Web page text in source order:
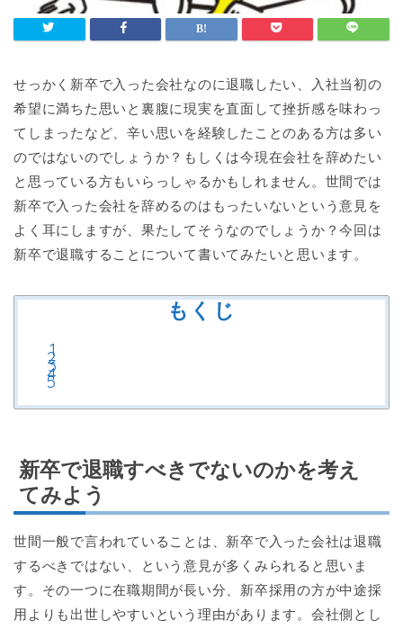
せっかく新卒で入った会社なのに退職したい、入社当初の
希望に満ちた思いと裏腹に現実を直面して挫折感を味わっ
てしまったなど、辛い思いを経験したことのある方は多い
のではないのでしょうか？もしくは今現在会社を辞めたい
と思っている方もいらっしゃるかもしれません。世間では
新卒で入った会社を辞めるのはもったいないという意見を
よく耳にしますが、果たしてそうなのでしょうか？今回は
新卒で退職することについて書いてみたいと思います。
もくじ
新卒で退職すべきでないのかを考え
てみよう
世間一般で言われていることは、新卒で入った会社は退職
するべきではない、という意見が多くみられると思いま
す。その一つに在職期間が長い分、新卒採用の方が中途採
用よりも出世しやすいという理由があります。会社側とし